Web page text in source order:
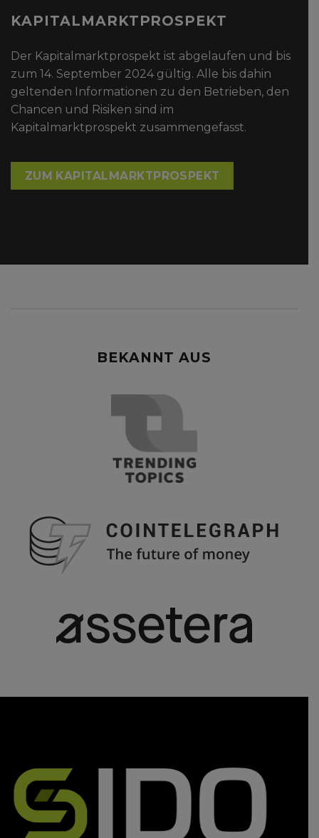
KAPITALMARKTPROSPEKT
Der Kapitalmarktprospekt ist abgelaufen und bis
zum 14. September 2024 gültig. Alle bis dahin
geltenden Informationen zu den Betrieben, den
Chancen und Risiken sind im
Kapitalmarktprospekt zusammengefasst.
ZUM KAPITALMARKTPROSPEKT
BEKANNT AUS